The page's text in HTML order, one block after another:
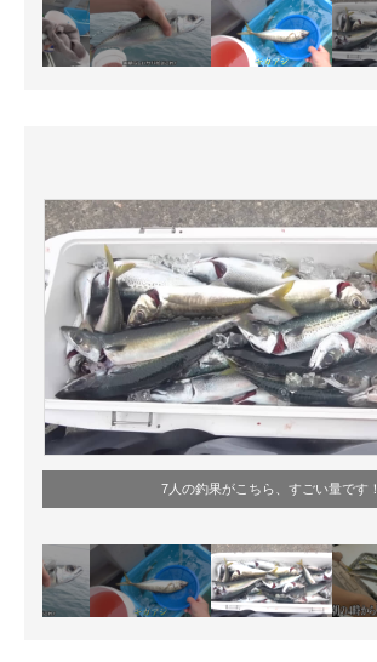
7人の釣果がこちら、すごい量です！